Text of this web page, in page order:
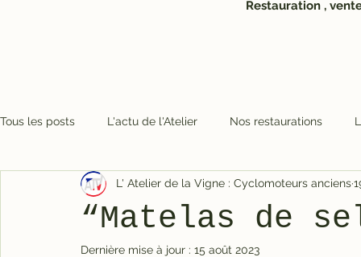
Restauration ,
Tous les posts L'actu de l'Atelier Nos restaurations
“Matelas de
L' Atelier de la Vigne : Cyclomoteurs anciens
Dernière mise à jour : 15 août 2023